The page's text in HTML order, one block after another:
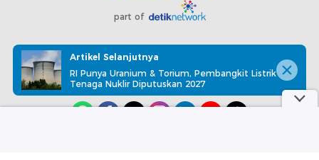
part of
Redaksi Pedoman Media Siber Karir
Kotak Pos
Info Iklan
Privacy Policy Disclaimer
Artikel Selanjutnya
RI Punya Uranium & Torium, Pembangkit Listrik
Tenaga Nuklir Diputuskan 2027